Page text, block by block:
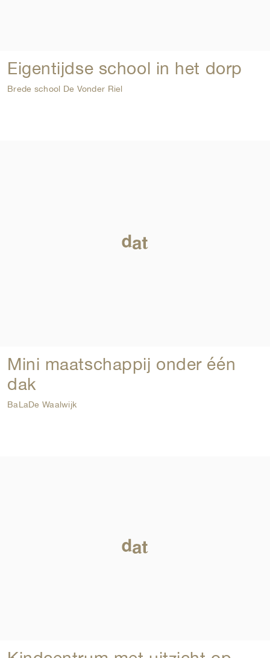
Eigentijdse school in het dorp
Brede school De Vonder Riel
Mini maatschappij onder één
dak
BaLaDe Waalwijk